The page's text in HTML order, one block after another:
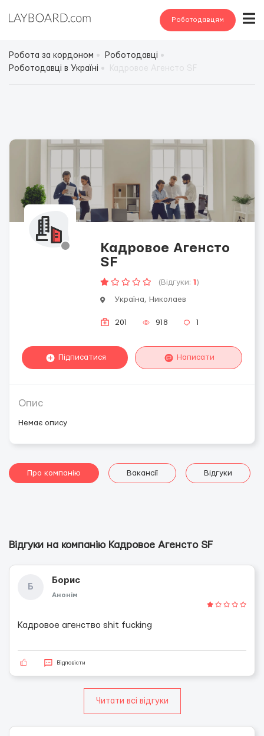
Роботодавцям
Робота за кордоном
Роботодавці
Роботодавці в Україні
Кадровое Агенсто
SF
(Відгуки: 1 )
Україна, Николаев
201 918 1
Підписатися Написати
Опис
Немає опису
Про компанію Вакансії Відгуки
Відгуки на компанію Кадровое Агенсто SF
Б
Борис
Анонім
Кадровое агенство shit fucking
Відповісти
Читати всі відгуки